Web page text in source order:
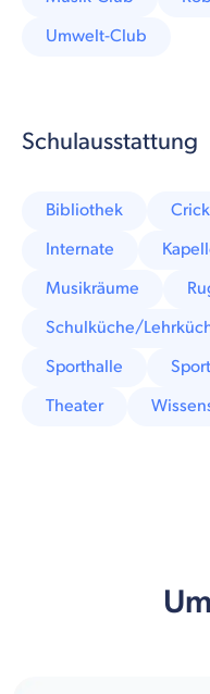
Umwelt-Club
Schulausstattung
Bibliothek
Internate
Musikräume
Schulküche/
Sporthalle
Theater